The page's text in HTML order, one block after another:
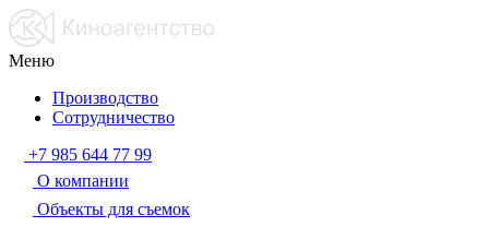
Меню
Производство
Сотрудничество
+7 985 644 77 99
О компании
Объекты для съемок